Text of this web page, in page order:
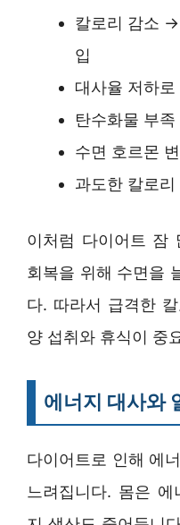
칼로리 감소
입
대사율 저하
탄수화물 부
수면 호르몬
과도한 칼로
이처럼 다이어트 잠
회복을 위해 수면을
다. 따라서 급격한
양 섭취와 휴식이 중
에너지 대사와
다이어트로 인해 에
느려집니다. 몸은